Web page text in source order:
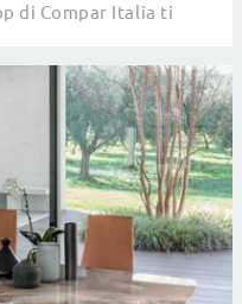
di Compar Italia ti